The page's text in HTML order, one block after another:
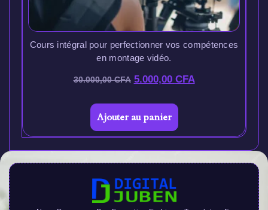
Cours intégral pour perfectionner vos compétences
en montage vidéo.
30.000,00CFA 5.000,00 CFA
Ajouter au panier